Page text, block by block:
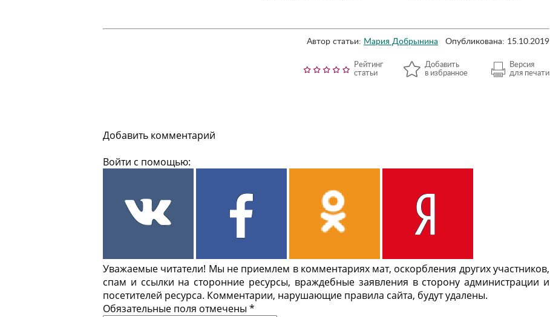
Автор статьи: Мария Добрынина Опубликована: 15.10.2019
Рейтинг
статьи
Добавить
в избранное
Версия
для печати
Добавить комментарий
Войти с помощью:
Уважаемые читатели! Мы не приемлем в комментариях мат, оскорбления других участников,
спам и ссылки на сторонние ресурсы, враждебные заявления в сторону администрации и
посетителей ресурса. Комментарии, нарушающие правила сайта, будут удалены.
Обязательные поля отмечены *